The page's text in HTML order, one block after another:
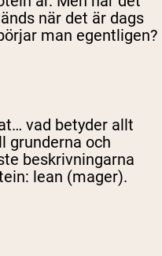
när det är dags
man egentligen?
vad betyder allt
grunderna och
beskrivningarna
lean (mager).